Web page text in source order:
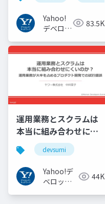
Yahoo!
デベロッ
トワーク
83.5K
運用業務とスクラムは
本当に組み合わせにく
いのか︖運用業務が大
半を占めるプロダクト
開発での試行錯誤
devsumi
Yahoo!デ
ベロッパ
44K